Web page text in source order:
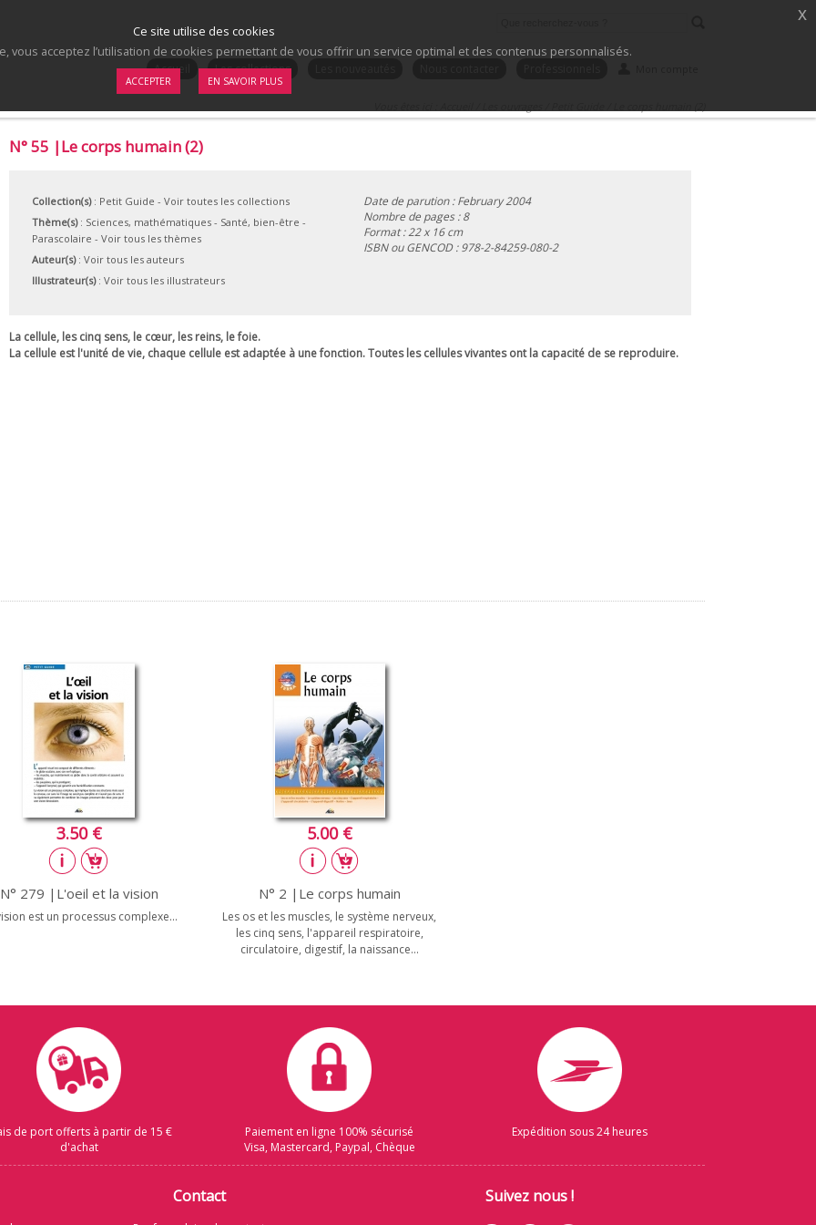
Accueil Les collections
N° 55 |Le corps humain (2)
Collection(s): Petit Guide - Voir toutes les collections
Thème(s): Sciences, mathématiques- Santé, bien-être -
Parascolaire - Voir tous les thèmes
Auteur(s): Voir tous les auteurs
Illustrateur(s): Voir tous les illustrateurs
Date de parution : February 2004
Nombre de pages : 8
Format : 22 x 16 cm
ISBN ou GENCOD :978-2-84259-080-2
La cellule, les cinq sens, le cœur, les reins, le foie.
La cellule est l'unité de vie, chaque cellule est adaptée à une fonction. Toutes les cellules vivantes ont la capacité de se reproduire.
3.50 €
N° 279 |L'oeil et la vision
est un processus complexe...
5.00 €
N° 2 |Le corps humain
Les os et les muscles, le système nerveux,
les cinq sens, l'appareil respiratoire,
circulatoire, digestif, la naissance...
de port offerts à partir de 15 €
d'achat
Paiement en ligne 100% sécurisé
Visa, Mastercard, Paypal, Chèque
Expédition sous 24 heures
Contact Suivez nous !
Ce site utilise des cookies
vous acceptez l’utilisation de cookies permettant de vous offrir un service optimal et des contenus personnalisés.
ACCEPTER EN SAVOIR PLUS
x